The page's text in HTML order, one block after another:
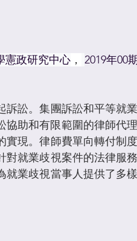
憲政研究中心 ， 2019年00
訴訟。集團訴訟和平等就
協助和有限範圍的律師代
實現。律師費單向轉付制
對就業歧視案件的法律服務
就業歧視當事人提供了多